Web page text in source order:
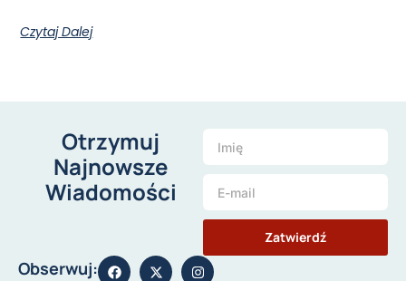
Czytaj Dalej
Otrzymuj
Najnowsze
Wiadomości
Zatwierdź
Obserwuj: